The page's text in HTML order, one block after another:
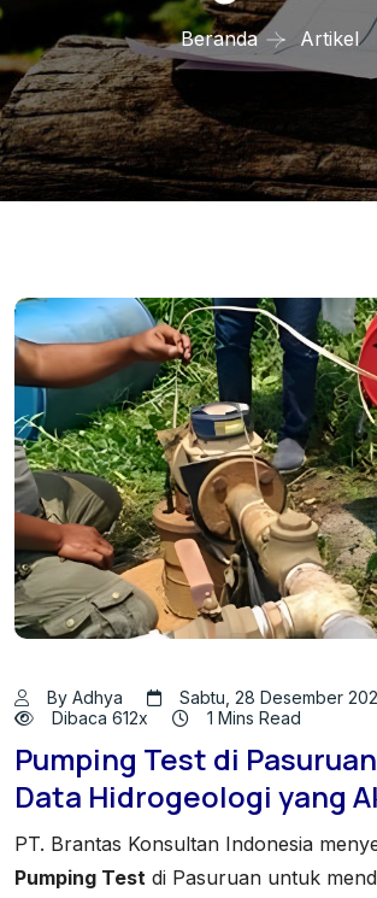
Beranda Artikel
By Adhya
Sabtu, 28 Desember
Dibaca 612x
1 Mins Read
Pumping Test di
Data Hidrogeologi yang
PT. Brantas Konsultan Indonesia
Pumping Test di Pasuruan untuk